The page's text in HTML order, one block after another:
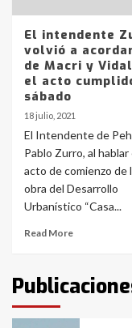
El intendente
volvió a
de Macri y
el acto
sábado
18 julio, 2021
El Intendente de
Pablo Zurro, al hablar
acto de comienzo de
obra del Desarrollo
Urbanístico “Casa...
Read More
4
5
Los
La
6
La
con
de la
tarde